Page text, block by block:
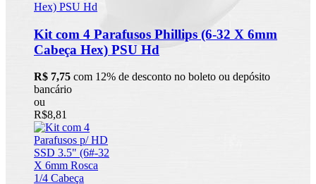
Kit com 4 Parafusos Phillips (6-32 X 6mm
Cabeça Hex) PSU Hd
R$ 7,75 com 12% de desconto no boleto ou depósito
bancário
ou
R$8,81